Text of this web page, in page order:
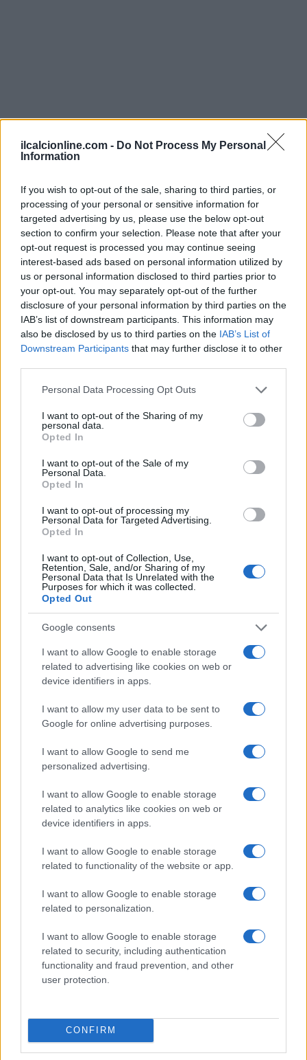
ilcalcionline.com - Do Not Process My Personal
Information
If you wish to opt-out of the sale, sharing to third parties, or
processing of your personal or sensitive information for
targeted advertising by us, please use the below opt-out
section to confirm your selection. Please note that after your
opt-out request is processed you may continue seeing
interest-based ads based on personal information utilized by
us or personal information disclosed to third parties prior to
your opt-out. You may separately opt-out of the further
disclosure of your personal information by third parties on the
IAB’s list of downstream participants. This information may
also be disclosed by us to third parties on the IAB’s List of
Downstream Participants that may further disclose it to other
Please note that this website/app uses one or more Google
not limited to your visit or usage behaviour. You may click to
grant or deny consent to Google and its third-party tags to
use your data for below specified purposes in below Google
consent section.
Personal Data Processing Opt Outs
I want to opt-out of the Sharing of my
personal data.
Opted In
I want to opt-out of the Sale of my
Personal Data.
Opted In
I want to opt-out of processing my
Personal Data for Targeted Advertising.
Opted In
I want to opt-out of Collection, Use,
Retention, Sale, and/or Sharing of my
Personal Data that Is Unrelated with the
Purposes for which it was collected.
Opted Out
Google consents
I want to allow Google to enable storage
related to advertising like cookies on web or
device identifiers in apps.
I want to allow my user data to be sent to
Google for online advertising purposes.
I want to allow Google to send me
personalized advertising.
I want to allow Google to enable storage
related to analytics like cookies on web or
device identifiers in apps.
I want to allow Google to enable storage
related to functionality of the website or app.
I want to allow Google to enable storage
related to personalization.
I want to allow Google to enable storage
related to security, including authentication
functionality and fraud prevention, and other
user protection.
CONFIRM
Roberto Capelli
Roberto Capelli di Milano annotò i dati di una
mensa aziendale durante un’indagine sul pasto
lavorativo; quella visione epidemiologica
modellò la sua linea editoriale, orientata a
scelte alimentari misurate. In redazione
difende chiarezza scientifica e conserva
ricette leggere annotate a mano.
Continua a leggere
Manchester City: l’arrivo di Rulli e le ultime mosse di mercato
MERCATO E TRASFERIMENTI